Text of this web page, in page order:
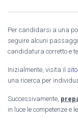
Per candidarsi a una
seguire alcuni
candidatura corretto e
Inizialmente, visita il
una ricerca per
Successivamente,
in luce le competenze e